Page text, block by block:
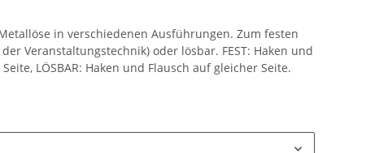
in verschiedenen Ausführungen. Zum festen
Veranstaltungstechnik) oder lösbar. FEST: Haken und
LÖSBAR: Haken und Flausch auf gleicher Seite.